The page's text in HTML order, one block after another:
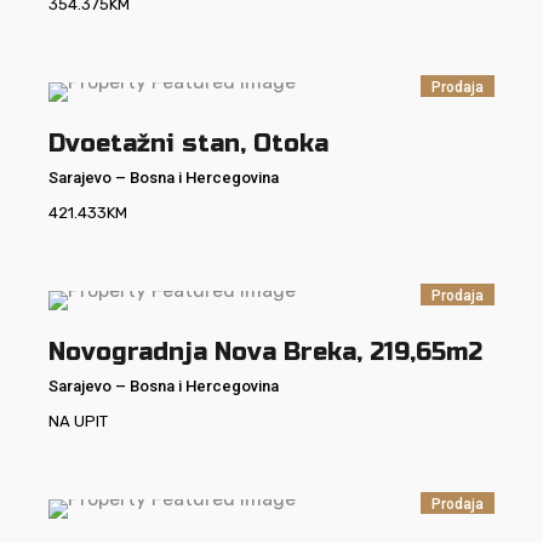
354.375 KM
Prodaja
Dvoetažni stan, Otoka
Sarajevo – Bosna i Hercegovina
421.433KM
Prodaja
Novogradnja Nova Breka, 219,65m2
Sarajevo – Bosna i Hercegovina
NA UPIT
Prodaja